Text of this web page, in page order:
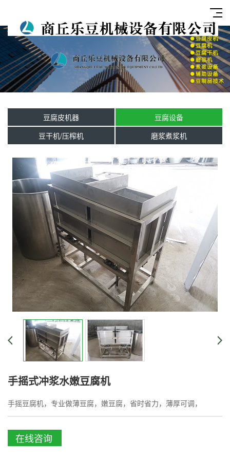
豆腐皮机器
豆腐设备
豆干机/压榨机
磨浆煮浆机
手摇式冲浆水嫩豆腐机
手摇豆腐机，专业做薄豆腐，嫩豆腐，省时省力，薄厚可调，
在线咨询